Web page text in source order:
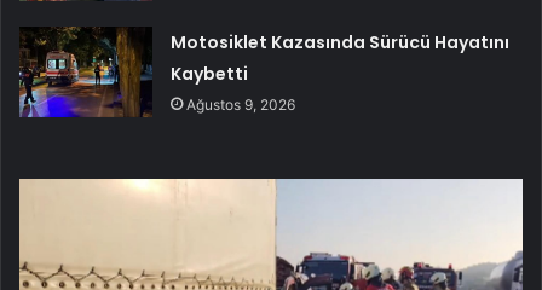
Motosiklet Kazasında Sürücü Hayatını
Kaybetti
Ağustos 9, 2026